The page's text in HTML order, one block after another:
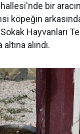
bir
köpeğin
Hayvanları
alındı.